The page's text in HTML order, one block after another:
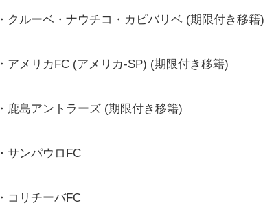
・クルーベ・ナウチコ・カピバリベ (期限付き移籍)
・アメリカFC (アメリカ-SP) (期限付き移籍)
・鹿島アントラーズ (期限付き移籍)
・サンパウロFC
・コリチーバFC